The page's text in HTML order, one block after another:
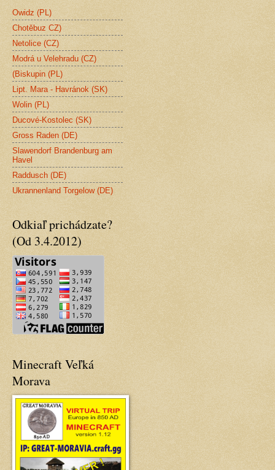
Owidz (PL)
Chotěbuz CZ)
Netolice (CZ)
Modrá u Velehradu (CZ)
(Biskupin (PL)
Lipt. Mara - Havránok (SK)
Wolin (PL)
Ducové-Kostolec (SK)
Gross Raden (DE)
Slawendorf Brandenburg am
Havel
Raddusch (DE)
Ukrannenland Torgelow (DE)
Odkiaľ prichádzate?
(Od 3.4.2012)
Minecraft Veľká
Morava